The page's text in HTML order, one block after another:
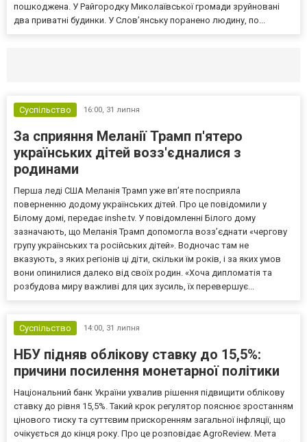
пошкоджена. У Райгородку Миколаївської громади зруйновані
два приватні будинки. У Слов’янську поранено людину, по...
Суспільство 16:00, 31 липня
За сприяння Меланії Трамп п'ятеро
українських дітей возз'єдналися з
родинами
Перша леді США Меланія Трамп уже впʼяте посприяла
поверненню додому українських дітей. Про це повідомили у
Білому домі, передає inshe.tv. У повідомленні Білого дому
зазначають, що Меланія Трамп допомогла возз’єднати «чергову
групу українських та російських дітей». Водночас там не
вказують, з яких регіонів ці діти, скільки їм років, і за яких умов
вони опинилися далеко від своїх родин. «Хоча дипломатія та
розбудова миру важливі для цих зусиль, їх перевершує...
Суспільство 14:00, 31 липня
НБУ підняв облікову ставку до 15,5%:
причини посилення монетарної політики
Національний банк України ухвалив рішення підвищити облікову
ставку до рівня 15,5%. Такий крок регулятор пояснює зростанням
цінового тиску та суттєвим прискоренням загальної інфляції, що
очікується до кінця року. Про це розповідає AgroReview. Мета